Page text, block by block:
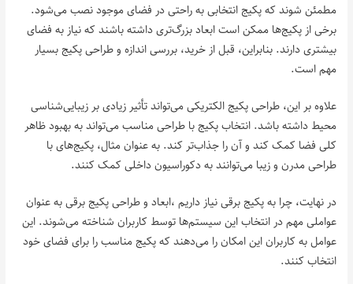
مطمئن شوند که پکیج انتخابی به راحتی در فضای موجود نصب می‌شود.
برخی از پکیج‌ها ممکن است ابعاد بزرگ‌تری داشته باشند که نیاز به فضای
بیشتری دارند. بنابراین، قبل از خرید، بررسی اندازه و طراحی پکیج بسیار
مهم است.
علاوه بر این، طراحی پکیج الکتریکی می‌تواند تأثیر زیادی بر زیبایی‌شناسی
محیط داشته باشد. انتخاب پکیج با طراحی مناسب می‌تواند به بهبود ظاهر
کلی فضا کمک کند و آن را جذاب‌تر کند. به عنوان مثال، پکیج‌های با
طراحی مدرن و زیبا می‌توانند به دکوراسیون داخلی کمک کنند.
در نهایت، چرا به پکیج برقی نیاز داریم ،ابعاد و طراحی پکیج برقی به عنوان
عواملی مهم در انتخاب این سیستم‌ها توسط کاربران شناخته می‌شوند. این
عوامل به کاربران این امکان را می‌دهند که پکیج مناسب را برای فضای خود
انتخاب کنند.